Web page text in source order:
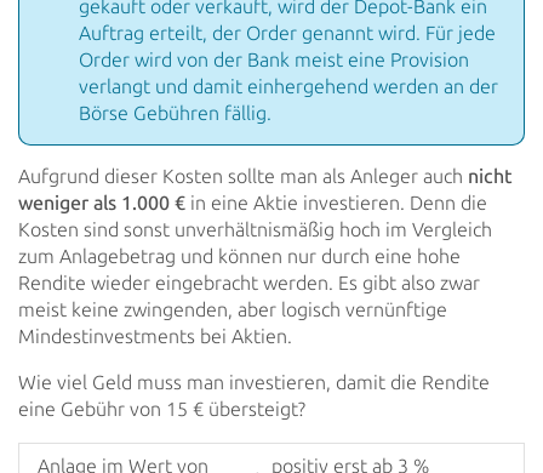
gekauft oder verkauft, wird der Depot-Bank ein
Auftrag erteilt, der Order genannt wird. Für jede
Order wird von der Bank meist eine Provision
verlangt und damit einhergehend werden an der
Börse Gebühren fällig.
Aufgrund dieser Kosten sollte man als Anleger auch nicht
weniger als 1.000 € in eine Aktie investieren. Denn die
Kosten sind sonst unverhältnismäßig hoch im Vergleich
zum Anlagebetrag und können nur durch eine hohe
Rendite wieder eingebracht werden. Es gibt also zwar
meist keine zwingenden, aber logisch vernünftige
Mindestinvestments bei Aktien.
Wie viel Geld muss man investieren, damit die Rendite
eine Gebühr von 15 € übersteigt?
Anlage im Wert von
positiv erst ab 3 %